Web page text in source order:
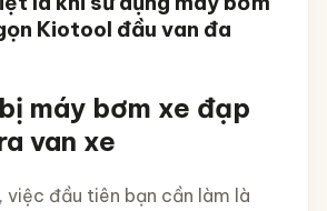
Kiotool đầu van đa
máy bơm xe đạp
van xe
việc đầu tiên bạn cần làm là